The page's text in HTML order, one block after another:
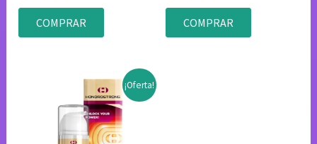
Valorado
4.75
de 5
COMPRAR
Valorado
4.83
de 5
COMPRAR
¡Oferta!